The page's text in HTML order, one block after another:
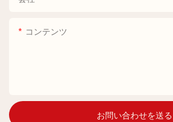
コンテンツ
お問い合わせを送る